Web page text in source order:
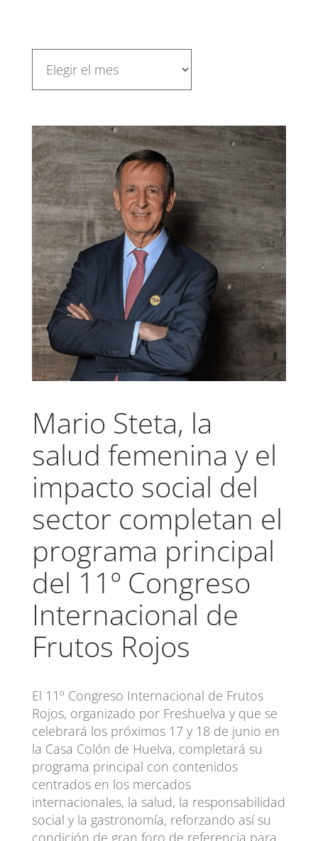
Mario Steta, la
salud femenina y el
impacto social del
sector completan el
programa principal
del 11º Congreso
Internacional de
Frutos Rojos
El 11º Congreso Internacional de Frutos
Rojos, organizado por Freshuelva y que se
celebrará los próximos 17 y 18 de junio en
la Casa Colón de Huelva, completará su
programa principal con contenidos
centrados en los mercados
internacionales, la salud, la responsabilidad
social y la gastronomía, reforzando así su
condición de gran foro de referencia para